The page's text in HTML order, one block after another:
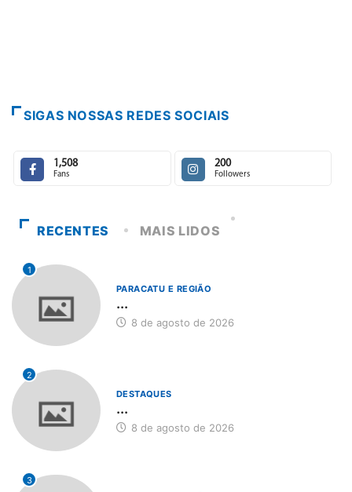
SIGAS NOSSAS REDES SOCIAIS
1,508
Fans
200
Followers
RECENTES MAIS LIDOS
1
PARACATU E REGIÃO
...
8 de agosto de 2026
2
DESTAQUES
...
8 de agosto de 2026
3